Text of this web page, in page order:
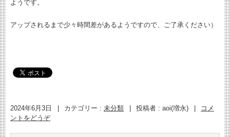
ようです。
アップされるまで少々時間差があるようですので、ご了承ください）
2024年6月3日 カテゴリー : 未分類 投稿者 : aoi(増永)
コメ
ントをどうぞ